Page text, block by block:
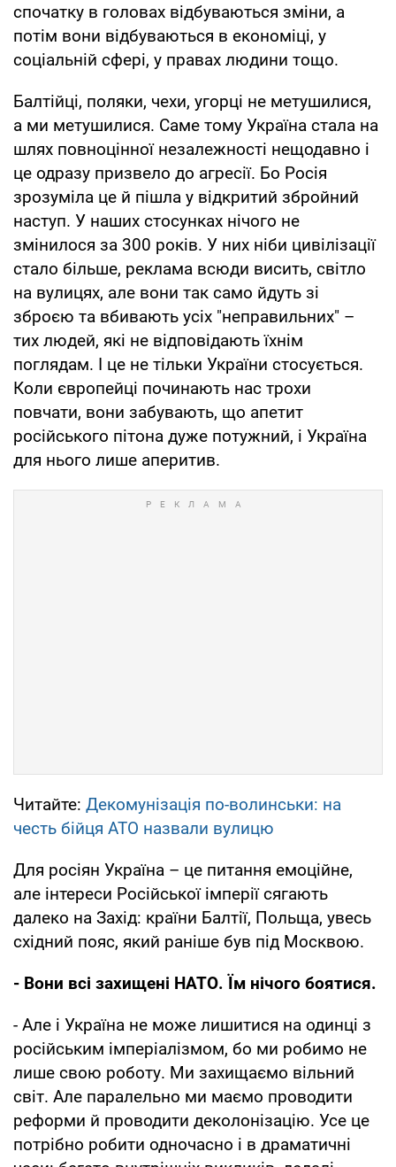
спочатку в головах відбуваються зміни, а
потім вони відбуваються в економіці, у
соціальній сфері, у правах людини тощо.
Балтійці, поляки, чехи, угорці не метушилися,
а ми метушилися. Саме тому Україна стала на
шлях повноцінної незалежності нещодавно і
це одразу призвело до агресії. Бо Росія
зрозуміла це й пішла у відкритий збройний
наступ. У наших стосунках нічого не
змінилося за 300 років. У них ніби цивілізації
стало більше, реклама всюди висить, світло
на вулицях, але вони так само йдуть зі
зброєю та вбивають усіх "неправильних" –
тих людей, які не відповідають їхнім
поглядам. І це не тільки України стосується.
Коли європейці починають нас трохи
повчати, вони забувають, що апетит
російського пітона дуже потужний, і Україна
для нього лише аперитив.
Читайте: Декомунізація по-волинськи: на
честь бійця АТО назвали вулицю
Для росіян Україна – це питання емоційне,
але інтереси Російської імперії сягають
далеко на Захід: країни Балтії, Польща, увесь
східний пояс, який раніше був під Москвою.
- Вони всі захищені НАТО. Їм нічого боятися.
- Але і Україна не може лишитися на одинці з
російським імперіалізмом, бо ми робимо не
лише свою роботу. Ми захищаємо вільний
світ. Але паралельно ми маємо проводити
реформи й проводити деколонізацію. Усе це
потрібно робити одночасно і в драматичні